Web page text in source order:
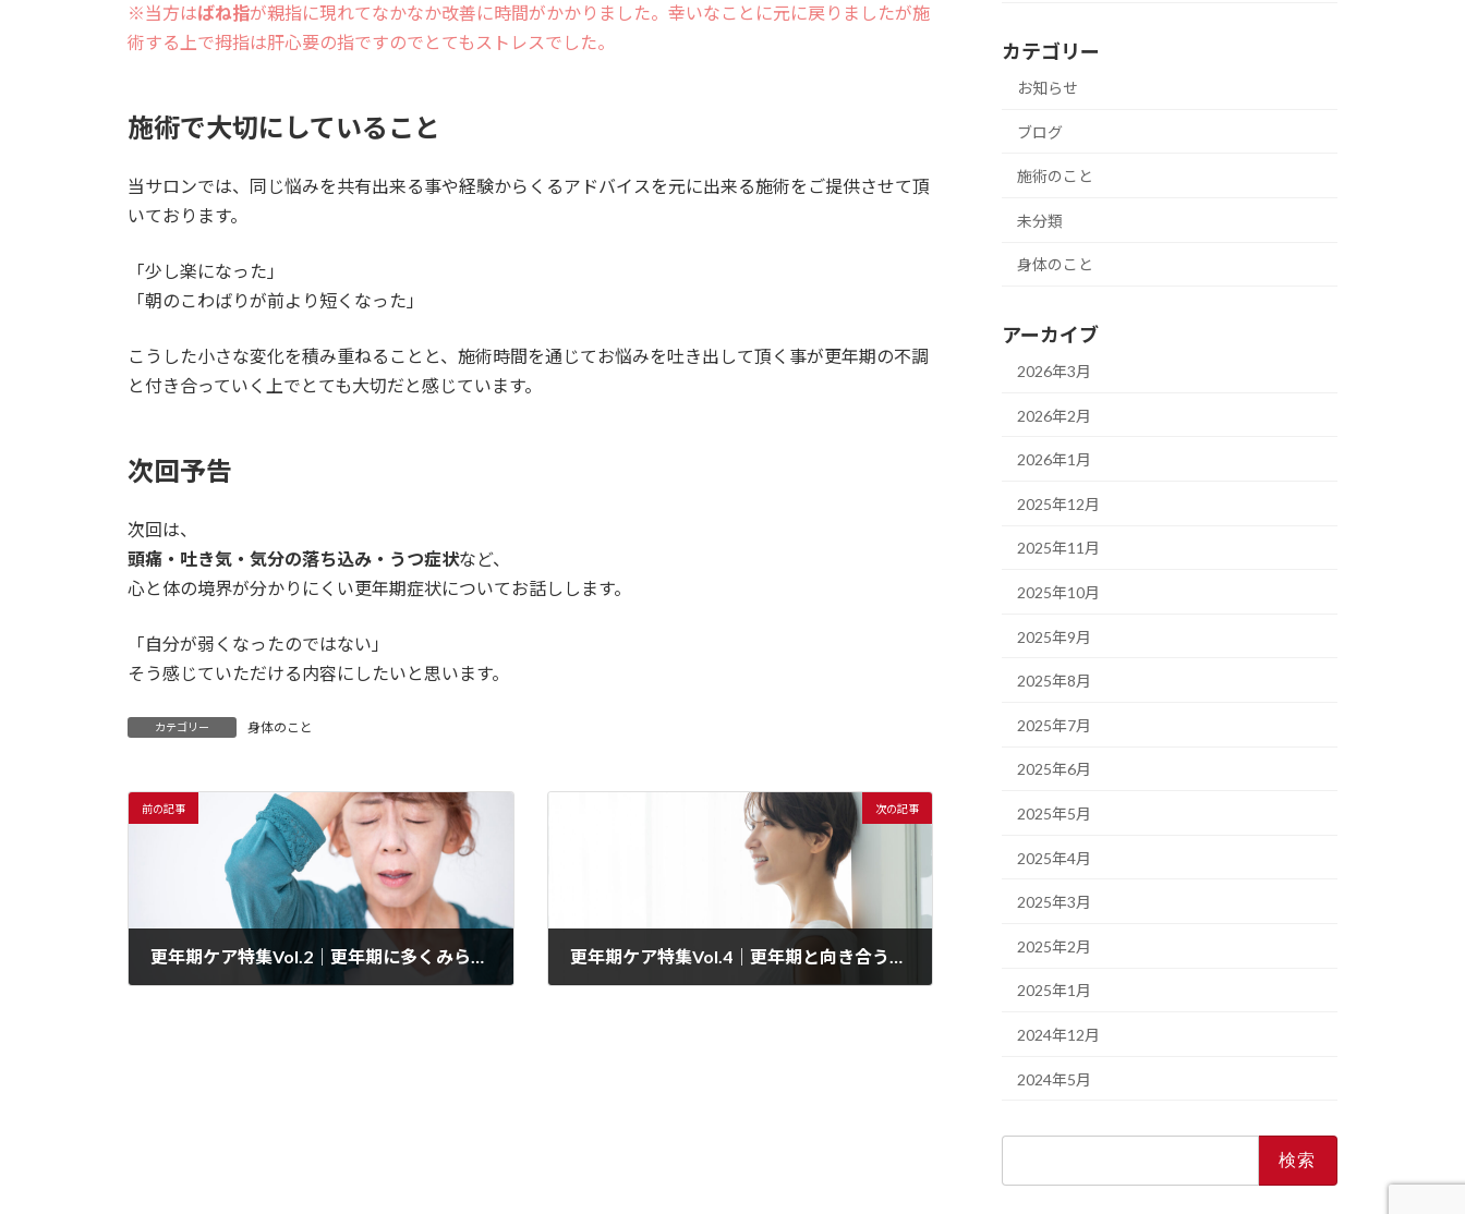
※当方はばね指が親指に現れてなかなか改善に時間がかかりました。幸いなことに元に戻りましたが施
術する上で拇指は肝心要の指ですのでとてもストレスでした。
施術で大切にしていること
当サロンでは、同じ悩みを共有出来る事や経験からくるアドバイスを元に出来る施術をご提供させて頂
いております。
「少し楽になった」
「朝のこわばりが前より短くなった」
こうした小さな変化を積み重ねることと、施術時間を通じてお悩みを吐き出して頂く事が更年期の不調
と付き合っていく上でとても大切だと感じています。
次回予告
次回は、
頭痛・吐き気・気分の落ち込み・うつ症状など、
心と体の境界が分かりにくい更年期症状についてお話しします。
「自分が弱くなったのではない」
そう感じていただける内容にしたいと思います。
カテゴリー 身体のこと
前の記事 次の記事
カテゴリー
お知らせ
ブログ
施術のこと
未分類
身体のこと
アーカイブ
2026年3月
2026年2月
2026年1月
2025年12月
2025年11月
2025年10月
2025年9月
2025年8月
2025年7月
2025年6月
2025年5月
2025年4月
2025年3月
2025年2月
2025年1月
2024年12月
2024年5月